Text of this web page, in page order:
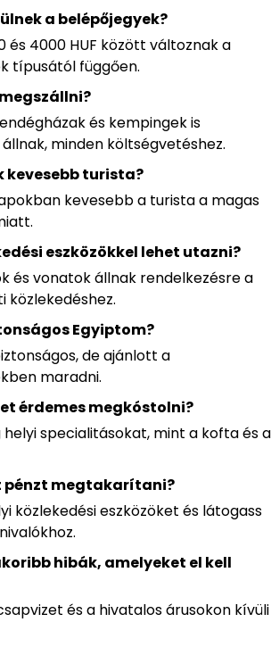
a belépőjegyek?
és 4000 HUF között változnak a
típusától függően.
és kempingek is
minden költségvetéshez.
kevesebb turista?
kevesebb a turista a magas
eszközökkel lehet utazni?
és vonatok állnak rendelkezésre a
közlekedéshez.
Egyiptom?
de ajánlott a
maradni.
érdemes megkóstolni?
helyi specialitásokat, mint a kofta és a
pénzt megtakarítani?
közlekedési eszközöket és látogass
hibák, amelyeket el kell
és a hivatalos árusokon kívüli